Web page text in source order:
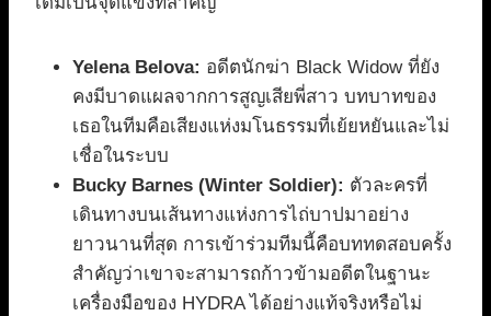
Yelena Belova: อดีตนักฆ่า Black Widow ที่ยัง
คงมีบาดแผลจากการสูญเสียพี่สาว บทบาทของ
เธอในทีมคือเสียงแห่งมโนธรรมที่เย้ยหยันและไม่
เชื่อในระบบ
Bucky Barnes (Winter Soldier): ตัวละครที่
เดินทางบนเส้นทางแห่งการไถ่บาปมาอย่าง
ยาวนานที่สุด การเข้าร่วมทีมนี้คือบททดสอบครั้ง
สำคัญว่าเขาจะสามารถก้าวข้ามอดีตในฐานะ
เครื่องมือของ HYDRA ได้อย่างแท้จริงหรือไม่